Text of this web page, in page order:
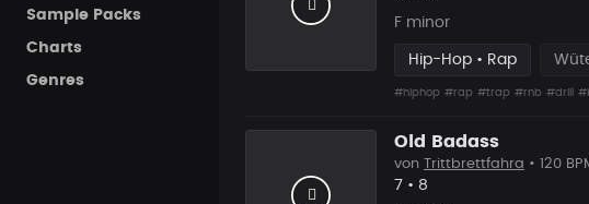
Sample Packs
Charts
Genres
F minor
Hip-Hop • Rap
#hiphop #rap #trap #rnb #drill
Old Badass
von Trittbrettfahra • 120
Likes
7 • Vorgeschlagen
8